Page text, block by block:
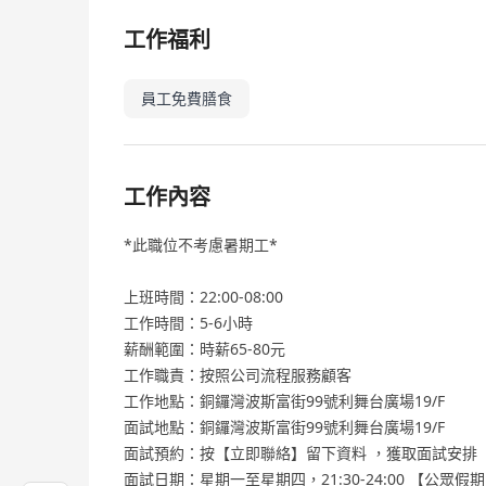
工作福利
員工免費膳食
工作內容
*此職位不考慮暑期工*
上班時間：22:00-08:00
工作時間：5-6小時
薪酬範圍：時薪65-80元
工作職責：按照公司流程服務顧客
工作地點：銅鑼灣波斯富街99號利舞台廣場19/F
面試地點：銅鑼灣波斯富街99號利舞台廣場19/F
面試預約：按【立即聯絡】留下資料 ，獲取面試安排
面試日期：星期一至星期四，21:30-24:00 【公眾假